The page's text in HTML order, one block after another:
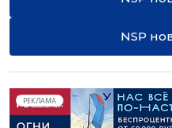
NSP
РЕКЛАМА